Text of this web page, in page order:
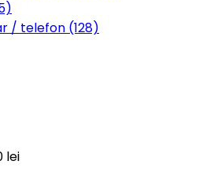
/ telefon (128)
lei